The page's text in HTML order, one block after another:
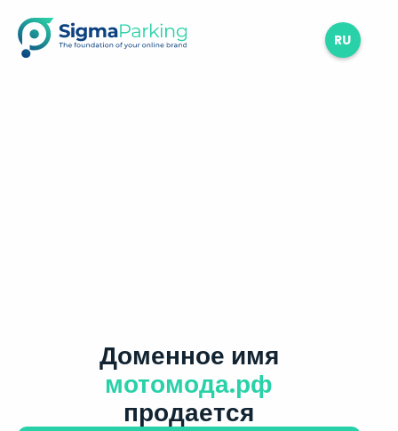
RU
Доменное имя
мотомода.рф
продается